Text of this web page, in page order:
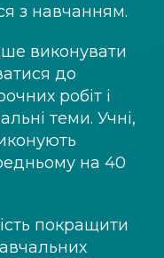
з навчанням.
виконувати
до
робіт і
теми. Учні,
на 40
покращити